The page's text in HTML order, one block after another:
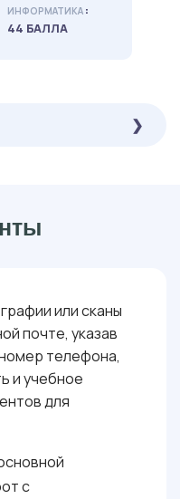
ИНФОРМАТИКА :
44 БАЛЛА
БИОЛОГИЯ
или сканы
почте, указав
телефона,
и учебное
для
с